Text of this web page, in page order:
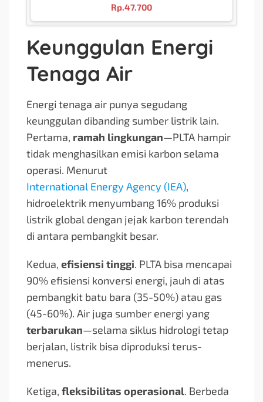
Rp.47.700
Keunggulan Energi
Tenaga Air
Energi tenaga air punya segudang
keunggulan dibanding sumber listrik lain.
Pertama, ramah lingkungan—PLTA hampir
tidak menghasilkan emisi karbon selama
operasi. Menurut
International Energy Agency (IEA),
hidroelektrik menyumbang 16% produksi
listrik global dengan jejak karbon terendah
di antara pembangkit besar.
Kedua, efisiensi tinggi. PLTA bisa mencapai
90% efisiensi konversi energi, jauh di atas
pembangkit batu bara (35-50%) atau gas
(45-60%). Air juga sumber energi yang
terbarukan—selama siklus hidrologi tetap
berjalan, listrik bisa diproduksi terus-
menerus.
Ketiga, fleksibilitas operasional. Berbeda